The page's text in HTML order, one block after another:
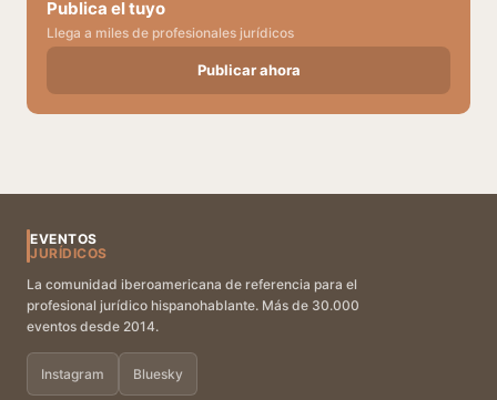
Publica el tuyo
Llega a miles de profesionales jurídicos
Publicar ahora
EVENTOS
JURÍDICOS
La comunidad iberoamericana de referencia para el
profesional jurídico hispanohablante. Más de 30.000
eventos desde 2014.
Instagram Bluesky